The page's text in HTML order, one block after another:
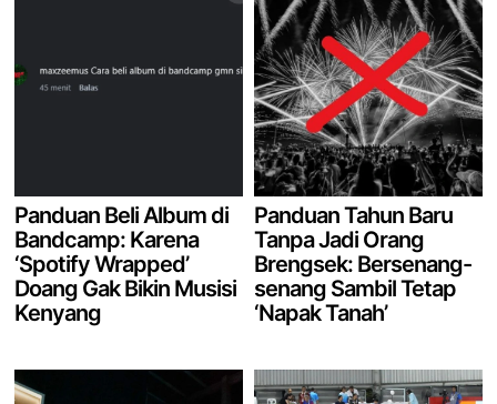
Panduan Beli Album di
Bandcamp: Karena
‘Spotify Wrapped’
Doang Gak Bikin Musisi
Kenyang
Panduan Tahun Baru
Tanpa Jadi Orang
Brengsek: Bersenang-
senang Sambil Tetap
‘Napak Tanah’